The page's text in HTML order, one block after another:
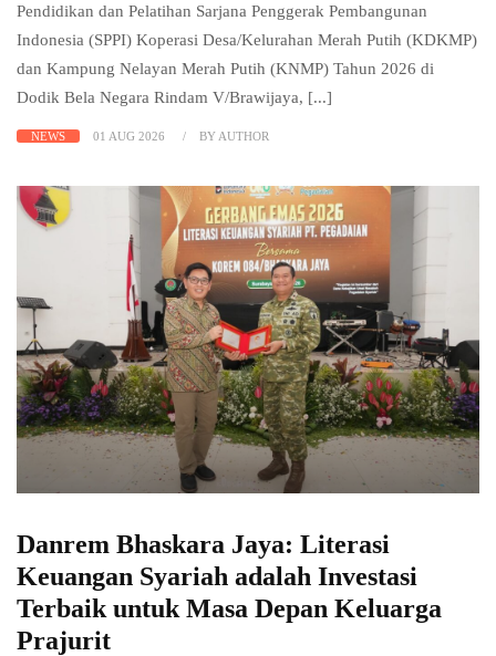
Pendidikan dan Pelatihan Sarjana Penggerak Pembangunan
Indonesia (SPPI) Koperasi Desa/Kelurahan Merah Putih (KDKMP)
dan Kampung Nelayan Merah Putih (KNMP) Tahun 2026 di
Dodik Bela Negara Rindam V/Brawijaya, [...]
NEWS 01 AUG 2026 BY AUTHOR
Danrem Bhaskara Jaya: Literasi
Keuangan Syariah adalah Investasi
Terbaik untuk Masa Depan Keluarga
Prajurit